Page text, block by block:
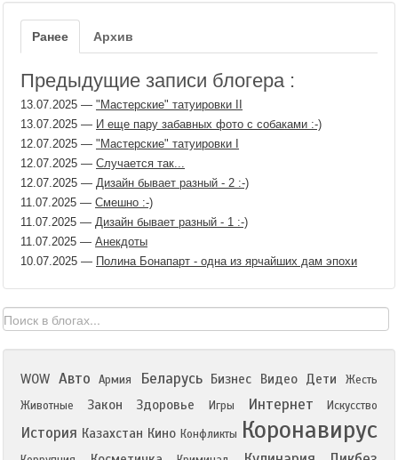
Ранее Архив
Предыдущие записи блогера :
13.07.2025 — "Мастерские" татуировки II
13.07.2025 — И еще пару забавных фото с собаками :-)
12.07.2025 — "Мастерские" татуировки I
12.07.2025 — Случается так...
12.07.2025 — Дизайн бывает разный - 2 :-)
11.07.2025 — Смешно :-)
11.07.2025 — Дизайн бывает разный - 1 :-)
11.07.2025 — Анекдоты
10.07.2025 — Полина Бонапарт - одна из ярчайших дам эпохи
WOW Авто Армия Беларусь Бизнес Видео Дети
Жесть
Животные
Закон Здоровье Игры Интернет Искусство
История Казахстан Кино Конфликты Коронавирус